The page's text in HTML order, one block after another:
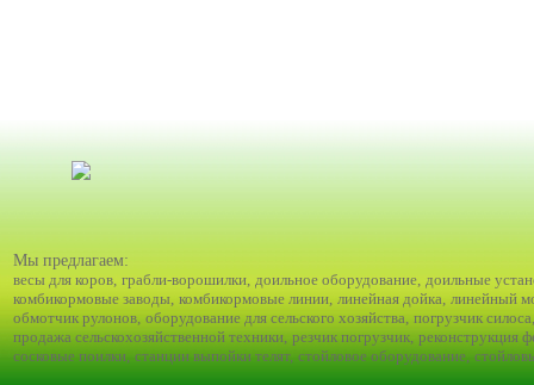
Мы предлагаем:
весы для коров, грабли-ворошилки, доильное оборудование, доильные
комбикормовые заводы, комбикормовые линии, линейная дойка, линейный
обмотчик рулонов, оборудование для сельского хозяйства, погрузчик силоса,
продажа сельскохозяйственной техники, резчик погрузчик, реконструкция
сосковые поилки, станции выпойки телят, стойловое оборудование,